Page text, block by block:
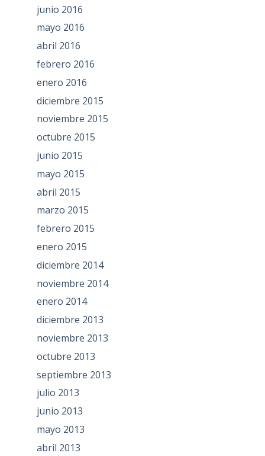
junio 2016
mayo 2016
abril 2016
febrero 2016
enero 2016
diciembre 2015
noviembre 2015
octubre 2015
junio 2015
mayo 2015
abril 2015
marzo 2015
febrero 2015
enero 2015
diciembre 2014
noviembre 2014
enero 2014
diciembre 2013
noviembre 2013
octubre 2013
septiembre 2013
julio 2013
junio 2013
mayo 2013
abril 2013